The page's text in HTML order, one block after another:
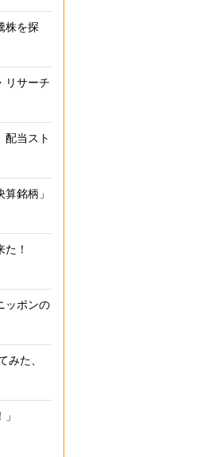
株を探
リサーチ
配当スト
銘柄」
！
ッポンの
みた、